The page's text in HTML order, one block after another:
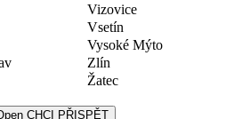
Vizovice
Vsetín
Vysoké Mýto
Zlín
Žatec
CHCI PŘISPĚT